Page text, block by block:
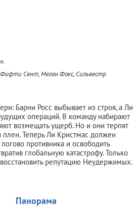
Сент, Меган Фокс, Сильвестр
Барни Росс выбывает из строя, а Ли
операций. В команду набирают
возмещать ущерб. Но и они терпят
Теперь Ли Кристмас должен
противника и освободить
глобальную катастрофу. Только
репутацию Неудержимых.
Панорама